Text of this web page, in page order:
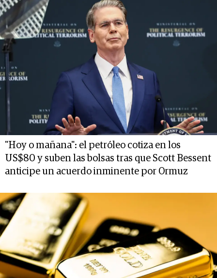
"Hoy o mañana": el petróleo cotiza en los
US$80 y suben las bolsas tras que Scott Bessent
anticipe un acuerdo inminente por Ormuz